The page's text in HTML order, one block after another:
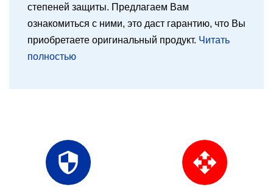
степеней защиты. Предлагаем Вам
ознакомиться с ними, это даст гарантию, что Вы
приобретаете оригинальный продукт. Читать
полностью
security open_with